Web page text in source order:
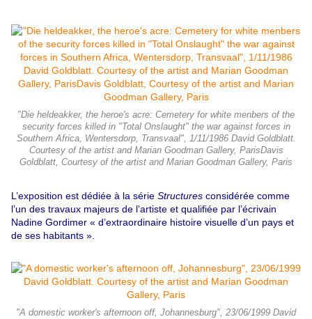
"Die heldeakker, the heroe's acre: Cemetery for white menbers of the
security forces killed in "Total Onslaught" the war against forces in
Southern Africa, Wentersdorp, Transvaal", 1/11/1986 David Goldblatt.
Courtesy of the artist and Marian Goodman Gallery, ParisDavis
Goldblatt, Courtesy of the artist and Marian Goodman Gallery, Paris
L’exposition est dédiée à la série Structures considérée comme
l’un des travaux majeurs de l’artiste et qualifiée par l’écrivain
Nadine Gordimer « d’extraordinaire histoire visuelle d’un pays et
de ses habitants ».
"A domestic worker's afternoon off, Johannesburg", 23/06/1999 David